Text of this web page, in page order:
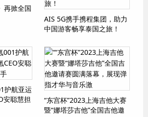
再掀全国
AIS 5G携手携程集团，助力
中国游客畅享泰国之旅！
护航亚运
安聪慧担
“东宫杯”2023上海吉他大赛
暨“娜塔莎吉他”全国吉他邀